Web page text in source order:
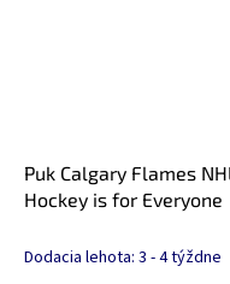
Puk Calgary Flames
Hockey is for Everyone
Dodacia lehota: 3 - 4 týždne